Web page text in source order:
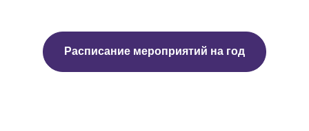
Расписание мероприятий на год